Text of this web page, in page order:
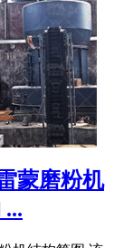
蒙磨粉机